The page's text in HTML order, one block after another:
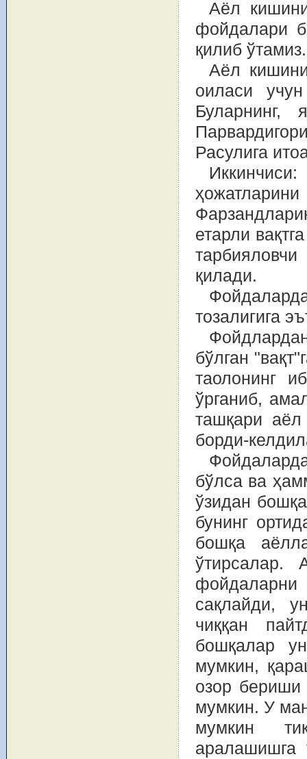
Аёл
фойдалари
қилиб ўтамиз.
Аёл
оиласи
Буларнинг,
Расулига
етарли
қилади.
тозалигига
бўлган
таолонинг
ўрганиб,
ташқари
борди-
бўлса ва
ўзидан
бунинг
бошқа
ўтирсалар.
сақлайди,
чиққан
бошқалар
мумкин,
озор
мумкин. У
мумкин
аралашишга